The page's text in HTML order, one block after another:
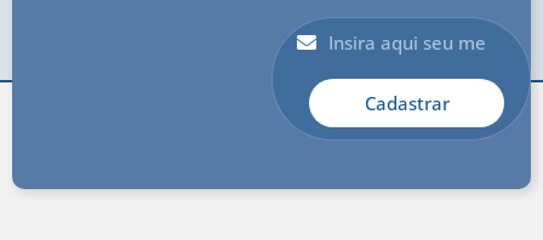
Cadastrar